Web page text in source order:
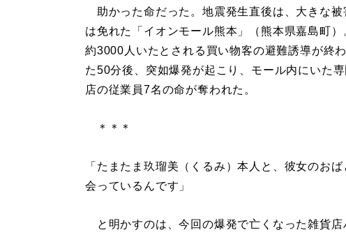
助かった命だった。地震発生直後は、大きな被
は免れた「イオンモール熊本」（熊本県嘉島町）
約3000人いたとされる買い物客の避難誘導が終
た50分後、突如爆発が起こり、モール内にいた専
店の従業員7名の命が奪われた。
＊＊＊
「たまたま玖瑠美（くるみ）本人と、彼女のお
会っているんです」
と明かすのは、今回の爆発で亡くなった雑貨